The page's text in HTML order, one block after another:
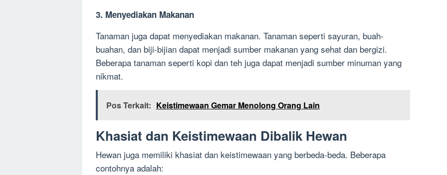
3. Menyediakan Makanan
Tanaman juga dapat menyediakan makanan. Tanaman seperti sayuran, buah-
buahan, dan biji-bijian dapat menjadi sumber makanan yang sehat dan bergizi.
Beberapa tanaman seperti kopi dan teh juga dapat menjadi sumber minuman yang
nikmat.
Pos Terkait: Keistimewaan Gemar Menolong Orang Lain
Khasiat dan Keistimewaan Dibalik Hewan
Hewan juga memiliki khasiat dan keistimewaan yang berbeda-beda. Beberapa
contohnya adalah: